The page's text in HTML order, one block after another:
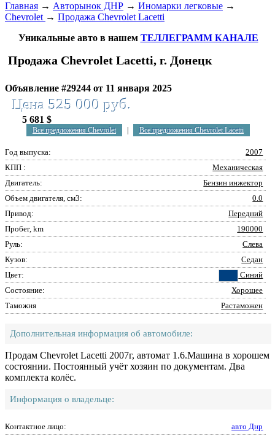
Главная → Авторынок ДНР → Иномарки легковые →
Chevrolet → Продажа Chevrolet Lacetti
Уникальные авто в нашем ТЕЛЛЕГРАММ КАНАЛЕ
Продажа Chevrolet Lacetti, г. Донецк
Объявление #29244 от 11 января 2025
Цена 525 000 руб.
5 681 $
Все предложения Chevrolet Все предложения Chevrolet Lacetti
Год выпуска:
2007
КПП :
Механическая
Двигатель:
Бензин инжектор
Объем двигателя, см3:
0.0
Привод:
Передний
Пробег, km
190000
Руль:
Слева
Кузов:
Седан
Цвет:
Синий
Состояние:
Хорошее
Таможня
Растаможен
Дополнительная информация об автомобиле:
Продам Chevrolet Lacetti 2007г, автомат 1.6.Машина в хорошем
состоянии. Постоянный учёт хозяин по документам. Два
комплекта колёс.
Информация о владельце:
Контактное лицо:
авто Днр